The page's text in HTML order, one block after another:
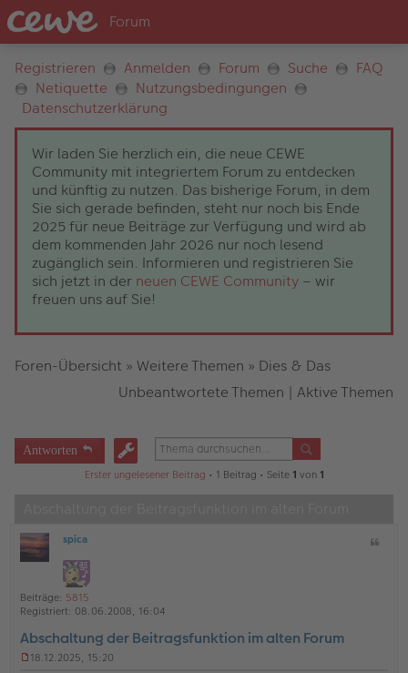
Registrieren Anmelden Forum Suche
FAQ
Netiquette
Nutzungsbedingungen
Datenschutzerklärung
Wir laden Sie herzlich ein, die neue CEWE
Community mit integriertem Forum zu entdecken
und künftig zu nutzen. Das bisherige Forum, in dem
Sie sich gerade befinden, steht nur noch bis Ende
2025 für neue Beiträge zur Verfügung und wird ab
dem kommenden Jahr 2026 nur noch lesend
zugänglich sein. Informieren und registrieren Sie
sich jetzt in der neuen CEWE Community – wir
freuen uns auf Sie!
Foren-Übersicht » Weitere Themen » Dies & Das
Unbeantwortete Themen | Aktive Themen
Antworten
Erster ungelesener Beitrag • 1 Beitrag • Seite 1 von 1
ff
n
e
spica
Beiträge: 5815
Registriert: 08.06.2008, 16:04
Abschaltung der Beitragsfunktion im alten Forum
18.12.2025, 15:20